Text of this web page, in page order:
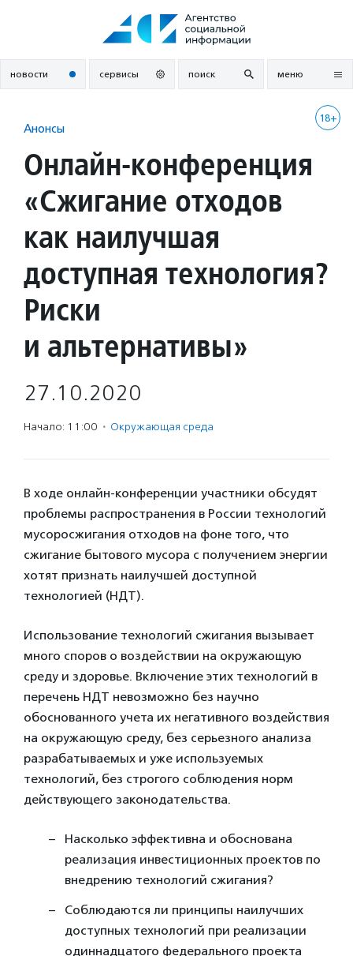
новости сервисы поиск меню
18+
Анонсы
Онлайн-конференция
«Сжигание отходов
как наилучшая
доступная технология?
Риски
и альтернативы»
27.10.2020
Начало: 11:00 · Окружающая среда
В ходе онлайн-конференции участники обсудят
проблемы распространения в России технологий
мусоросжигания отходов на фоне того, что
сжигание бытового мусора с получением энергии
хотят признать наилучшей доступной
технологией (НДТ).
Использование технологий сжигания вызывает
много споров о воздействии на окружающую
среду и здоровье. Включение этих технологий в
перечень НДТ невозможно без научно
обоснованного учета их негативного воздействия
на окружающую среду, без серьезного анализа
разрабатываемых и уже используемых
технологий, без строгого соблюдения норм
действующего законодательства.
Насколько эффективна и обоснована
реализация инвестиционных проектов по
внедрению технологий сжигания?
Соблюдаются ли принципы наилучших
доступных технологий при реализации
одиннадцатого федерального проекта